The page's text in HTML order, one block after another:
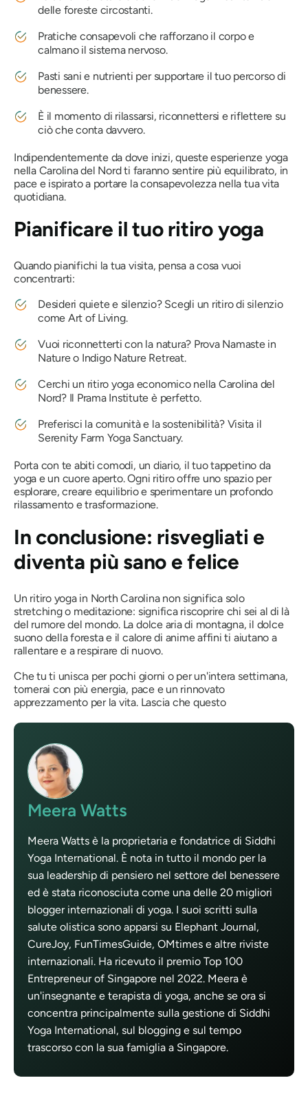
delle foreste circostanti.
Pratiche consapevoli che rafforzano il corpo e
calmano il sistema nervoso.
Pasti sani e nutrienti per supportare il tuo percorso di
benessere.
È il momento di rilassarsi, riconnettersi e riflettere su
ciò che conta davvero.
Indipendentemente da dove inizi, queste esperienze yoga
nella Carolina del Nord ti faranno sentire più equilibrato, in
pace e ispirato a portare la consapevolezza nella tua vita
quotidiana.
Pianificare il tuo ritiro yoga
Quando pianifichi la tua visita, pensa a cosa vuoi
concentrarti:
Desideri quiete e silenzio? Scegli un ritiro di silenzio
come Art of Living.
Vuoi riconnetterti con la natura? Prova Namaste in
Nature o Indigo Nature Retreat.
Cerchi un ritiro yoga economico nella Carolina del
Nord? Il Prama Institute è perfetto.
Preferisci la comunità e la sostenibilità? Visita il
Serenity Farm Yoga Sanctuary.
Porta con te abiti comodi, un diario, il tuo tappetino da
yoga e un cuore aperto. Ogni ritiro offre uno spazio per
esplorare, creare equilibrio e sperimentare un profondo
rilassamento e trasformazione.
In conclusione: risvegliati e
diventa più sano e felice
Un ritiro yoga in North Carolina non significa solo
stretching o meditazione: significa riscoprire chi sei al di là
del rumore del mondo. La dolce aria di montagna, il dolce
suono della foresta e il calore di anime affini ti aiutano a
rallentare e a respirare di nuovo.
Che tu ti unisca per pochi giorni o per un'intera settimana,
tornerai con più energia, pace e un rinnovato
apprezzamento per la vita. Lascia che questo
Meera Watts
Meera Watts è la proprietaria e fondatrice di Siddhi
Yoga International. È nota in tutto il mondo per la
sua leadership di pensiero nel settore del benessere
ed è stata riconosciuta come una delle 20 migliori
blogger internazionali di yoga. I suoi scritti sulla
salute olistica sono apparsi su Elephant Journal,
CureJoy, FunTimesGuide, OMtimes e altre riviste
internazionali. Ha ricevuto il premio Top 100
Entrepreneur of Singapore nel 2022. Meera è
un'insegnante e terapista di yoga, anche se ora si
concentra principalmente sulla gestione di Siddhi
Yoga International, sul blogging e sul tempo
trascorso con la sua famiglia a Singapore.